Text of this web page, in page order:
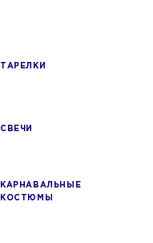
ТАРЕЛКИ
СВЕЧИ
КАРНАВАЛЬНЫЕ
КОСТЮМЫ